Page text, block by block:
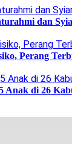
dan
Perang
Anak di 26